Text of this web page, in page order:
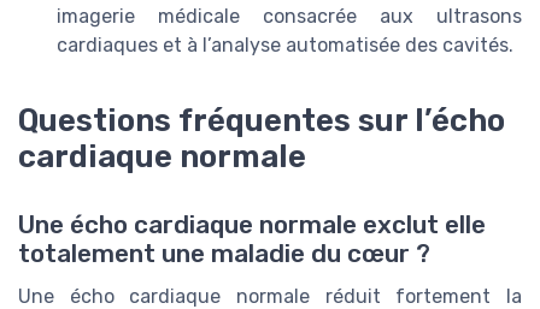
imagerie médicale consacrée aux ultrasons
cardiaques et à l’analyse automatisée des cavités.
Questions fréquentes sur l’écho
cardiaque normale
Une écho cardiaque normale exclut elle
totalement une maladie du cœur ?
Une écho cardiaque normale réduit fortement la